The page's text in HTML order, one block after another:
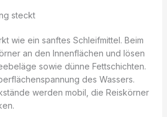
steckt
wie ein sanftes Schleifmittel. Beim
an den Innenflächen und lösen
sowie dünne Fettschichten.
des Wassers.
werden mobil, die Reiskörner